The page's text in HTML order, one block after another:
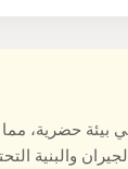
بيئة حضرية،
والبنية